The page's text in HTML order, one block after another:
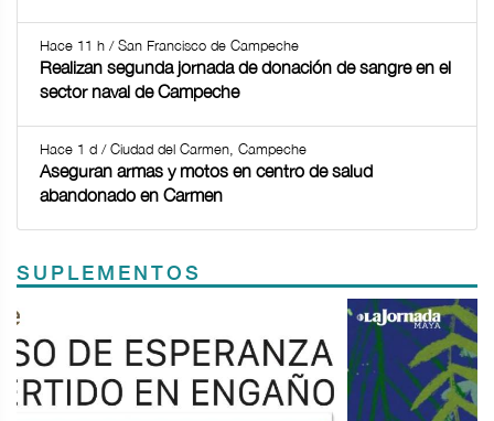
Hace 11 h / San Francisco de Campeche
Realizan segunda jornada de donación de sangre en el
sector naval de Campeche
Hace 1 d / Ciudad del Carmen, Campeche
Aseguran armas y motos en centro de salud
abandonado en Carmen
SUPLEMENTOS